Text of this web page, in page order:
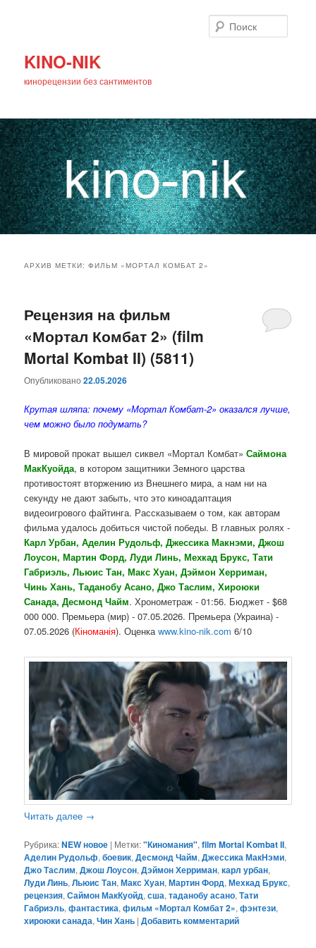
KINO-NIK
кинорецензии без сантиментов
основному
содержимому
дополнительному
содержимому
АРХИВ МЕТКИ:ФИЛЬМ «МОРТАЛ КОМБАТ 2»
Рецензия на фильм
«Мортал Комбат 2» (film
Mortal Kombat II) (5811)
Опубликовано22.05.2026
Крутая шляпа: почему «Мортал Комбат-2» оказался лучше,
чем можно было подумать?
В мировой прокат вышел сиквел «Мортал Комбат»Саймона
МакКуойда, в котором защитники Земного царства
противостоят вторжению из Внешнего мира, а нам ни на
секунду не дают забыть, что это киноадаптация
видеоигрового файтинга. Рассказываем о том, как авторам
фильма удалось добиться чистой победы. В главных ролях -
Карл Урбан, Аделин Рудольф, Джессика Макнэми, Джош
Лоусон, Мартин Форд, Луди Линь, Мехкад Брукс, Тати
Габриэль, Льюис Тан, Макс Хуан, Дэймон Херриман,
Чинь Хань, Таданобу Асано, Джо Таслим, Хироюки
Санада, Десмонд Чайм. Хронометраж - 01:56. Бюджет - $68
000 000. Премьера (мир) - 07.05.2026. Премьера (Украина) -
07.05.2026 (Кіноманія). Оценкаwww.kino-nik.com 6/10
Читать далее →
Рубрика:NEW новое | Метки:"Киномания",film Mortal Kombat II,
Аделин Рудольф,боевик,Десмонд Чайм,Джессика МакНэми,
Джо Таслим,Джош Лоусон,Дэймон Херриман,карл урбан,
Луди Линь,Льюис Тан,Макс Хуан,Мартин Форд,Мехкад Брукс,
рецензия,Саймон МакКуойд,сша,таданобу асано,Тати
Габриэль,фантастика,фильм «Мортал Комбат 2»,фэнтези,
хироюки санада,Чин Хань |Добавить комментарий